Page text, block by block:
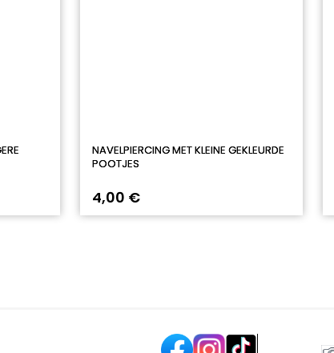
NAVELPIERCING MET KLEINE GEKLEURDE
POOTJES
4,00 €